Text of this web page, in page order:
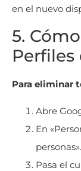
en el nuevo
5.
Perfiles
Para eliminar
Abre
En
personas».
Pasa el